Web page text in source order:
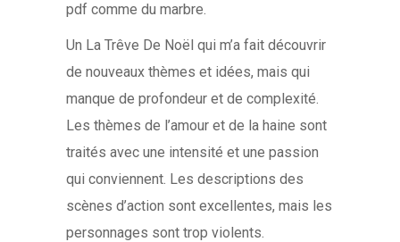
pdf comme du marbre.
Un La Trêve De Noël qui m’a fait découvrir
de nouveaux thèmes et idées, mais qui
manque de profondeur et de complexité.
Les thèmes de l’amour et de la haine sont
traités avec une intensité et une passion
qui conviennent. Les descriptions des
scènes d’action sont excellentes, mais les
personnages sont trop violents.